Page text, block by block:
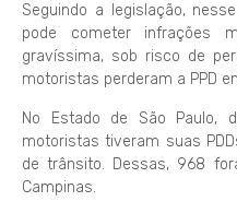
Seguindo a legislação,
pode cometer infrações
gravíssima, sob risco de
motoristas perderam a PPD
No Estado de São Paulo,
motoristas tiveram suas
de trânsito. Dessas, 968
Campinas.